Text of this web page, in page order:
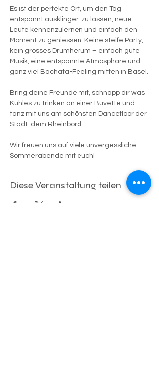
Es ist der perfekte Ort, um den Tag
entspannt ausklingen zu lassen, neue
Leute kennenzulernen und einfach den
Moment zu geniessen. Keine steife Party,
kein grosses Drumherum – einfach gute
Musik, eine entspannte Atmosphäre und
ganz viel Bachata-Feeling mitten in Basel.
Bring deine Freunde mit, schnapp dir was
Kühles zu trinken an einer Buvette und
tanz mit uns am schönsten Dancefloor der
Stadt: dem Rheinbord.
Wir freuen uns auf viele unvergessliche
Sommerabende mit euch!
Diese Veranstaltung teilen